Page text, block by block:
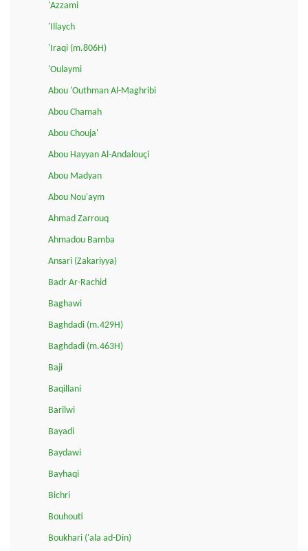
'Azzami
'Illaych
'Iraqi (m.806H)
'Oulaymi
Abou 'Outhman Al-Maghribi
Abou Chamah
Abou Chouja'
Abou Hayyan Al-Andalouçi
Abou Madyan
Abou Nou'aym
Ahmad Zarrouq
Ahmadou Bamba
Ansari (Zakariyya)
Badr Ar-Rachid
Baghawi
Baghdadi (m.429H)
Baghdadi (m.463H)
Baji
Baqillani
Barilwi
Bayadi
Baydawi
Bayhaqi
Bichri
Bouhouti
Boukhari ('ala ad-Din)